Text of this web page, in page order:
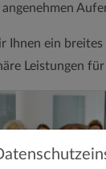
Ihnen ein
Leistungen